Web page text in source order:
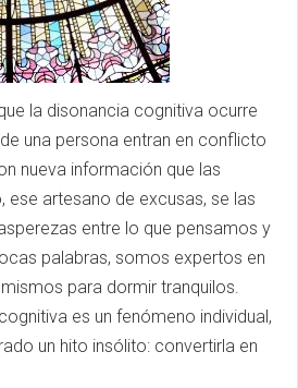
la disonancia cognitiva ocurre
una persona entran en conflicto
nueva información que las
ese artesano de excusas, se las
entre lo que pensamos y
palabras, somos expertos en
para dormir tranquilos.
es un fenómeno individual,
un hito insólito: convertirla en